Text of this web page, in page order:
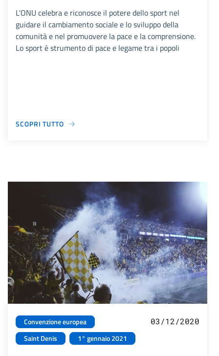
L'ONU celebra e riconosce il potere dello sport nel
guidare il cambiamento sociale e lo sviluppo della
comunità e nel promuovere la pace e la comprensione.
Lo sport è strumento di pace e legame tra i popoli
SCOPRI TUTTO
Convenzione europea
Saint Denis
1° gennaio 2021
03/12/2020